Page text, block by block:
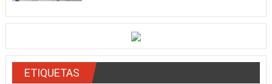
ETIQUETAS